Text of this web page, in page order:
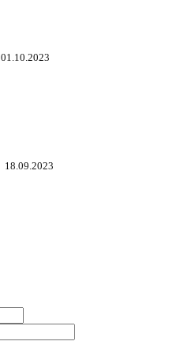
01.10.2023
18.09.2023